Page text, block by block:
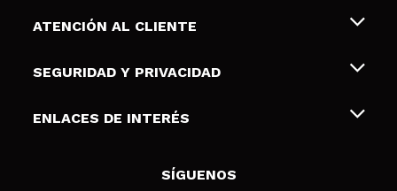
Sobre nosotros
Tarjetas de Regalo
ATENCIÓN AL CLIENTE
Envíos y devoluciones
Formas de pago
SEGURIDAD Y PRIVACIDAD
Terminos y condiciones de uso
Política de cookies
ENLACES DE INTERÉS
SÍGUENOS